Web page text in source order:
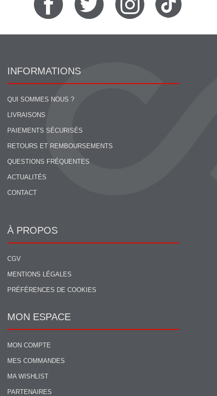
INFORMATIONS
QUI SOMMES NOUS ?
LIVRAISONS
PAIEMENTS SÉCURISÉS
RETOURS ET REMBOURSEMENTS
QUESTIONS FRÉQUENTES
ACTUALITÉS
CONTACT
À PROPOS
CGV
MENTIONS LÉGALES
PRÉFÉRENCES DE COOKIES
MON ESPACE
MON COMPTE
MES COMMANDES
MA WISHLIST
PARTENAIRES